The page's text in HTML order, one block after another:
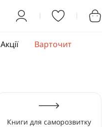
Акції Варточит
Книги для саморозвитку